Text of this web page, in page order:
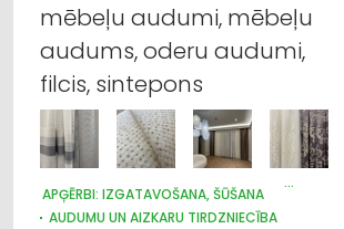
Internetveikali, e-komercija
Mēbeļu tirdzniecība
Paklāji, paklāju serviss
Papīra un tā izstrādājumu ražošana
mēbeļu audumi, mēbeļu
audums, oderu audumi,
filcis, sintepons
APĢĒRBI: IZGATAVOŠANA, ŠŪŠANA
AUDUMU UN AIZKARU TIRDZNIECĪBA